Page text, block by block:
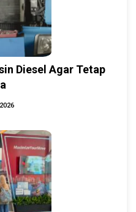
Diesel Agar Tetap